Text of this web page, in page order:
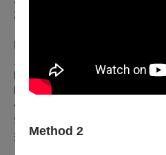
Method 2
2022.07.03（日）14:30衛武營國
Igor Stravinsky: “Petrushka” for
Borodin/Pope: Polovtsian Dances
Pianos
包羅定：韃靼舞曲 選自歌劇〈伊
Sergei Rachmaninoff: Suite No.2
拉赫曼尼諾夫：第二號雙鋼琴組